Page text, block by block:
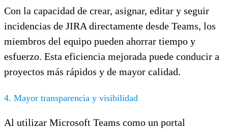
Con la capacidad de crear, asignar, editar y seguir
incidencias de JIRA directamente desde Teams, los
miembros del equipo pueden ahorrar tiempo y
esfuerzo. Esta eficiencia mejorada puede conducir a
proyectos más rápidos y de mayor calidad.
4. Mayor transparencia y visibilidad
Al utilizar Microsoft Teams como un portal